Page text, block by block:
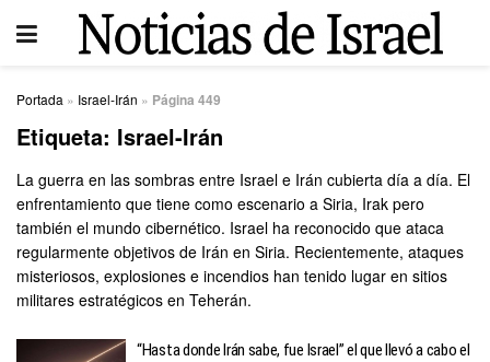
Portada » Israel-Irán » Página 449
Etiqueta: Israel-Irán
La guerra en las sombras entre Israel e Irán cubierta día a día. El
enfrentamiento que tiene como escenario a Siria, Irak pero
también el mundo cibernético. Israel ha reconocido que ataca
regularmente objetivos de Irán en Siria. Recientemente, ataques
misteriosos, explosiones e incendios han tenido lugar en sitios
militares estratégicos en Teherán.
“Hasta donde Irán sabe, fue Israel” el que llevó a cabo el